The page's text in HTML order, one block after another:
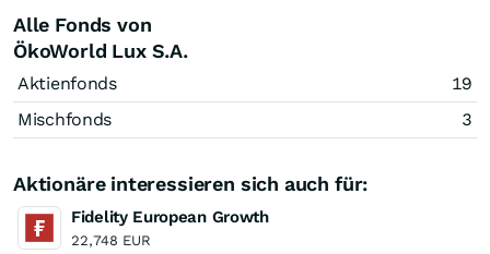
Alle Fonds von
ÖkoWorld Lux S.A.
Aktienfonds
19
Mischfonds
3
Aktionäre interessieren sich auch für:
Fidelity European Growth
22,748 EUR